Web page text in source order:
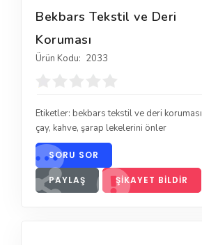
Bekbars Tekstil ve Deri
Koruması
Ürün Kodu: 2033
Etiketler: bekbars tekstil ve deri koruması
çay, kahve, şarap lekelerini önler
SORU SOR
PAYLAŞ ŞIKAYET BILDIR